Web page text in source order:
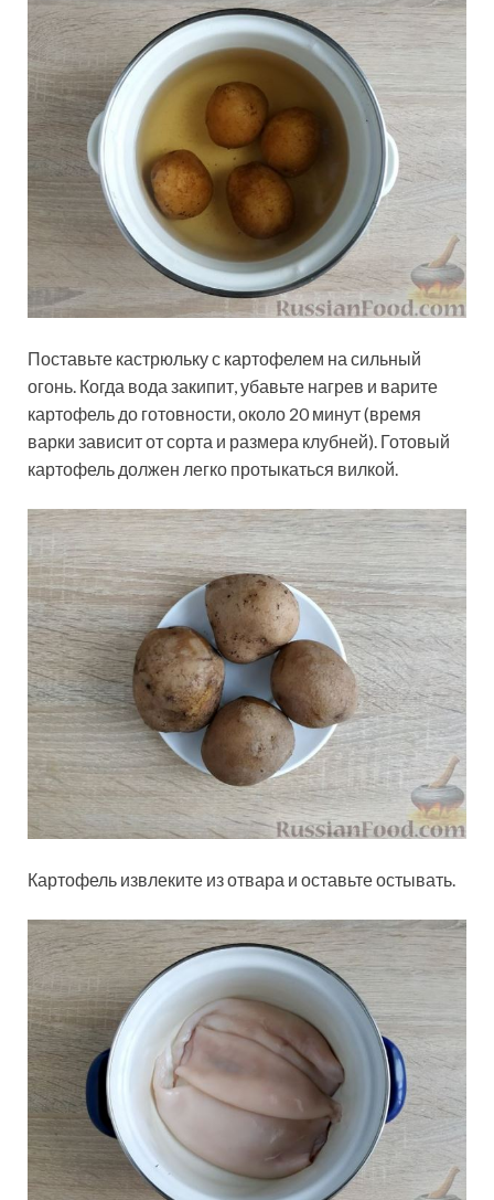
Поставьте кастрюльку с картофелем на сильный
огонь. Когда вода закипит, убавьте нагрев и варите
картофель до готовности, около 20 минут (время
варки зависит от сорта и размера клубней). Готовый
картофель должен легко протыкаться вилкой.
Картофель извлеките из отвара и оставьте остывать.